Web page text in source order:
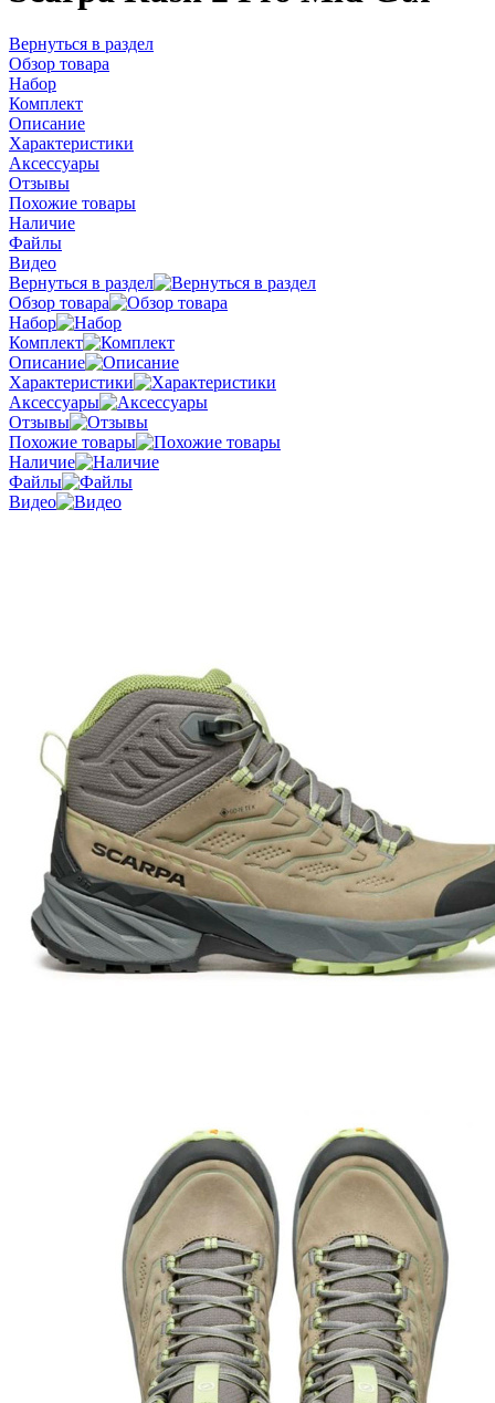
Вернуться в раздел
Обзор товара
Набор
Комплект
Описание
Характеристики
Аксессуары
Отзывы
Похожие товары
Наличие
Файлы
Видео
Вернуться в раздел
Обзор товара
Набор
Комплект
Описание
Характеристики
Аксессуары
Отзывы
Похожие товары
Наличие
Файлы
Видео